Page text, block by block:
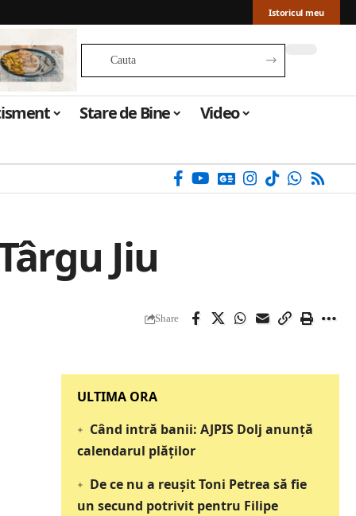
Istoricul meu
Stare de Bine Video
Jiu
Share
‎‎‎‎‎‎‎ULTIMA ORA
Când intră banii: AJPIS Dolj anunță
calendarul plăților
De ce nu a reușit Toni Petrea să fie
un secund potrivit pentru Filipe